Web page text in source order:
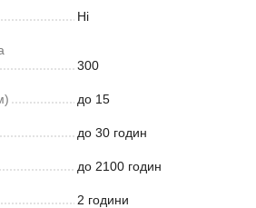
Ні
300
до 15
до 30 годин
до 2100 годин
2 години